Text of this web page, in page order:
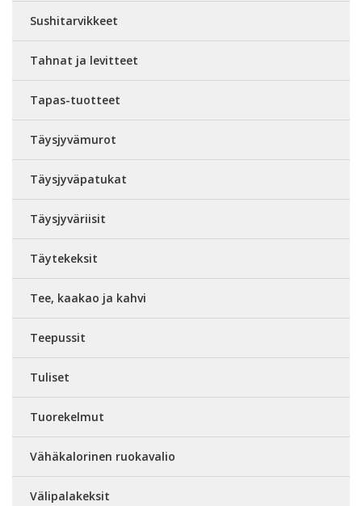
Sushitarvikkeet
Tahnat ja levitteet
Tapas-tuotteet
Täysjyvämurot
Täysjyväpatukat
Täysjyväriisit
Täytekeksit
Tee, kaakao ja kahvi
Teepussit
Tuliset
Tuorekelmut
Vähäkalorinen ruokavalio
Välipalakeksit